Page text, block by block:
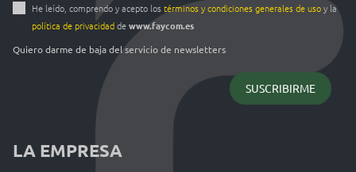
He leído, comprendo y acepto los términos y condiciones generales de usoy la
política de privacidaddewww.faycom.es
Quiero darme de baja del servicio de newsletters
LA EMPRESA